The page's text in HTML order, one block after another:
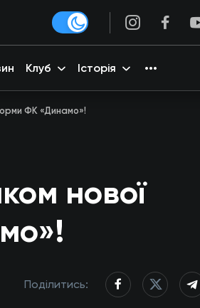
Клуб Історія
ФК «Динамо»!
нової
Поділитись: